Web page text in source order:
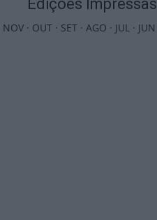
Edições Impressas
NOV· OUT· SET· AGO · JUL· JUN